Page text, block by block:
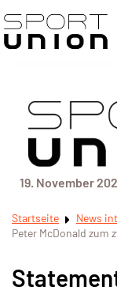
19. November
Startseite News
Peter McDonald zum